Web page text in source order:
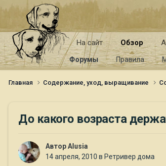
На сайт Обзор
Форумы Правила
Главная Содержание, уход, выращивание
До какого возраста
АвторAlusia
14 апреля, 2010 в Ретривер дома